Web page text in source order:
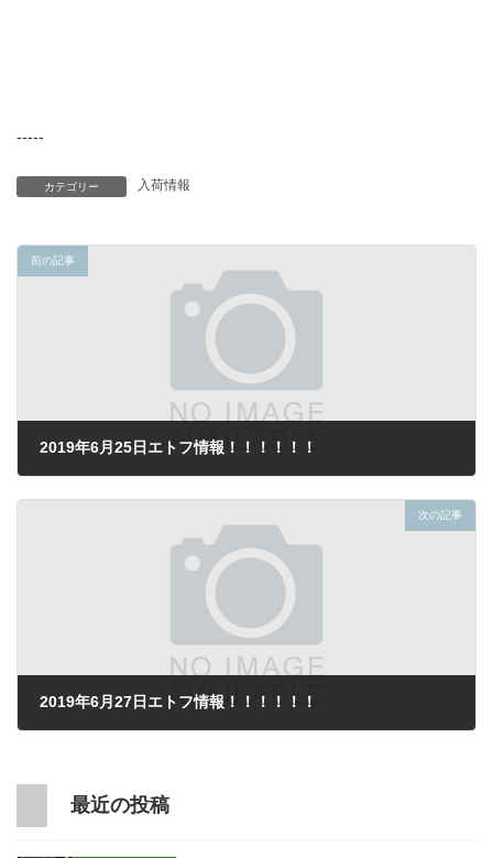
-----
カテゴリー 入荷情報
前の記事
2019年6月25日エトフ情報！！！！！！
次の記事
2019年6月27日エトフ情報！！！！！！
最近の投稿